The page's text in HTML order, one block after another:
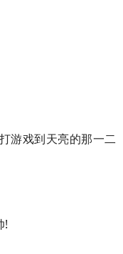
游戏到天亮的那一二
!